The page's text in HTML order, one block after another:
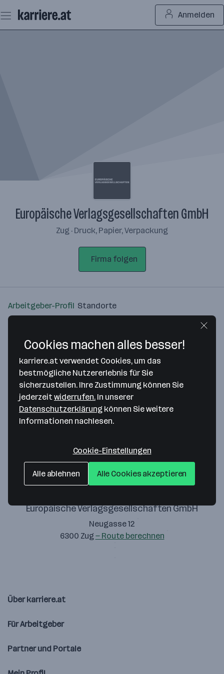
Seiteninhalt
springen
Anmelden
Europäische Verlagsgesellschaften GmbH
Zug · Druck, Papier, Verpackung
Firma folgen
Arbeitgeber-Profil Standorte
Bitte stimme unseren Cookie-
Richtlinien zu, um diese Karte
anzuzeigen.
Europäische Verlagsgesellschaften GmbH
Neugasse 12
6300 Zug — Route berechnen
Über karriere.at
Für Arbeitgeber
Partner und Portale
Cookies machen alles besser!
karriere.at verwendet Cookies, um das
bestmögliche Nutzererlebnis für Sie
sicherzustellen. Ihre Zustimmung können Sie
jederzeitwiderrufen. In unserer
Datenschutzerklärung können Sie weitere
Informationen nachlesen.
Cookie-Einstellungen
Alle ablehnen Alle Cookies akzeptieren